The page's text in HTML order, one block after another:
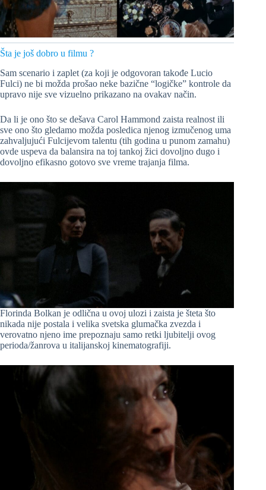
Šta je još dobro u filmu ?
Sam scenario i zaplet (za koji je odgovoran takođe Lucio
Fulci) ne bi možda prošao neke bazične “logičke” kontrole da
upravo nije sve vizuelno prikazano na ovakav način.
Da li je ono što se dešava Carol Hammond zaista realnost ili
sve ono što gledamo možda posledica njenog izmučenog uma
zahvaljujući Fulcijevom talentu (tih godina u punom zamahu)
ovde uspeva da balansira na toj tankoj žici dovoljno dugo i
dovoljno efikasno gotovo sve vreme trajanja filma.
Florinda Bolkan je odlična u ovoj ulozi i zaista je šteta što
nikada nije postala i velika svetska glumačka zvezda i
verovatno njeno ime prepoznaju samo retki ljubitelji ovog
perioda/žanrova u italijanskoj kinematografiji.